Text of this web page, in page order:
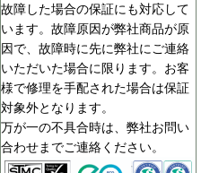
故障した場合の保証にも対応して
います。故障原因が弊社商品が原
因で、故障時に先に弊社にご連絡
いただいた場合に限ります。お客
様で修理を手配された場合は保証
対象外となります。
万が一の不具合時は、弊社お問い
合わせまでご連絡ください。